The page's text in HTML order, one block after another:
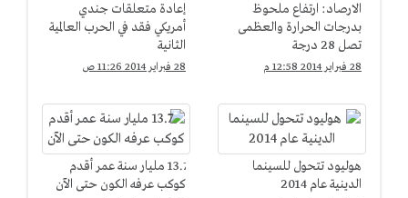
الارصاد: ارتفاع ملحوظ
بدرجات الحرارة والعظمى
تصل 28 درجة
28 فبراير 2014 12:58 م
إعادة متعلقات جندي
أمريكي فقد في الحرب العالمية
الثانية
28 فبراير 2014 11:26 ص
هوليود تتحول للسينما
الدينية عام 2014
13.7 مليار سنة عمر أقدم
كوكب عرفه الكون حتى الآن